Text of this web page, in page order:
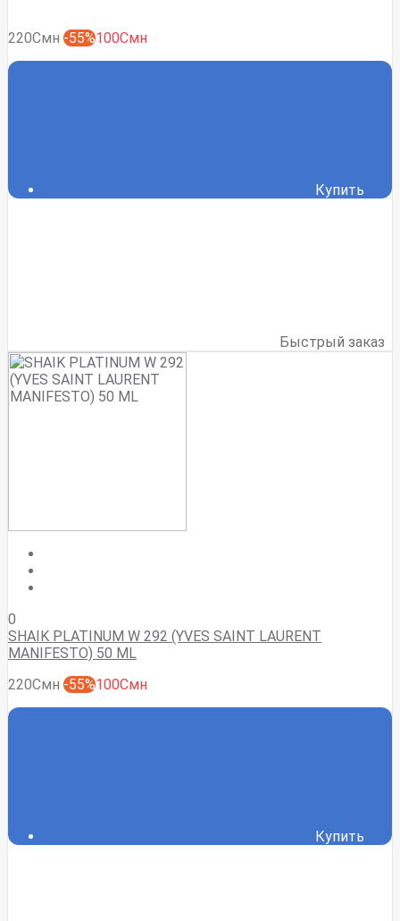
220Смн -55%100Смн
Купить
Быстрый заказ
0
SHAIK PLATINUM W 292 (YVES SAINT LAURENT
MANIFESTO) 50 ML
220Смн -55%100Смн
Купить